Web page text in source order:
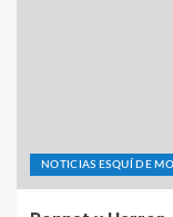
NOTICIAS ESQUÍ DE